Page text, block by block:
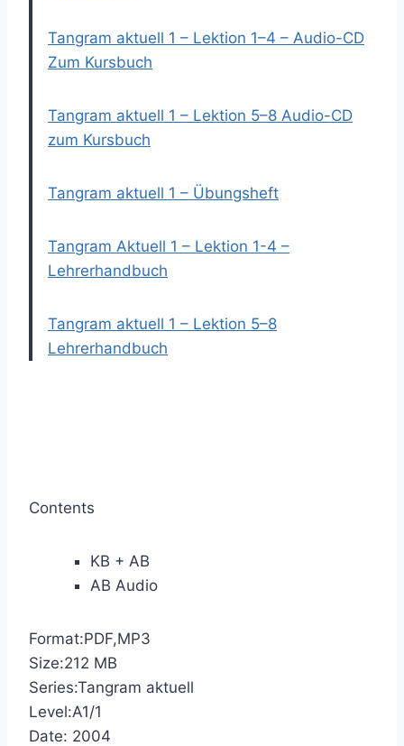
Tangram aktuell 1 – Lektion 1–4 – Audio-CD
Zum Kursbuch
Tangram aktuell 1 – Lektion 5–8 Audio-CD
zum Kursbuch
Tangram aktuell 1 – Übungsheft
Tangram Aktuell 1 – Lektion 1-4 –
Lehrerhandbuch
Tangram aktuell 1 – Lektion 5–8
Lehrerhandbuch
Contents
KB + AB
AB Audio
Format:PDF,MP3
Size:212 MB
Series:Tangram aktuell
Level:A1/1
Date: 2004